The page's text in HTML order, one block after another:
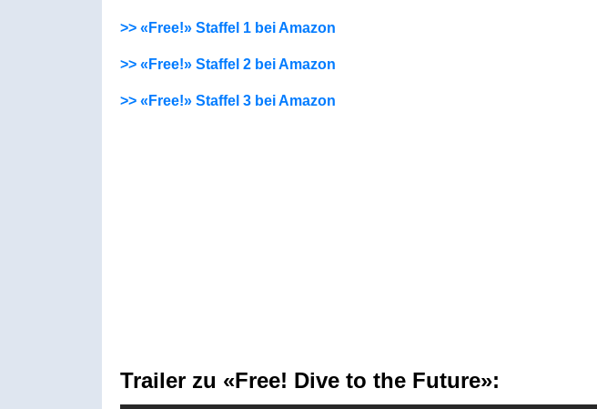
>> «Free!» Staffel 1 bei Amazon
>> «Free!» Staffel 2 bei Amazon
>> «Free!» Staffel 3 bei Amazon
Trailer zu «Free! Dive to the Future»: